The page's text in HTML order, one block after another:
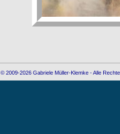
© 2009-2026 Gabriele Müller-Klemke - Alle